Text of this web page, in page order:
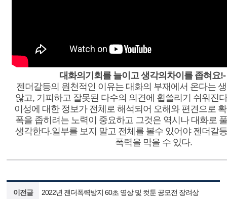
대화의기회를 늘이고 생각의차이를 좁혀요
젠더갈등의 원천적인 이유는 대화의 부재에서 온다는
않고, 기피하고 잘못된 다수의 의견에 휩쓸리기 쉬워진
이성에 대한 정보가 전체로 해석되어 오해와 편견으로
폭을 좁히려는 노력이 중요하고 그것은 역시나 대화로
생각한다.일부를 보지 말고 전체를 볼수 있어야 젠더갈
폭력을 막을 수 있다.
이전글 2022년 젠더폭력방지 60초 영상 및 컷툰 공모전 장려상